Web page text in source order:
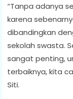
“Tanpa adanya
karena
dibandingkan
sekolah swasta.
sangat penting,
terbaiknya, kita
Siti.